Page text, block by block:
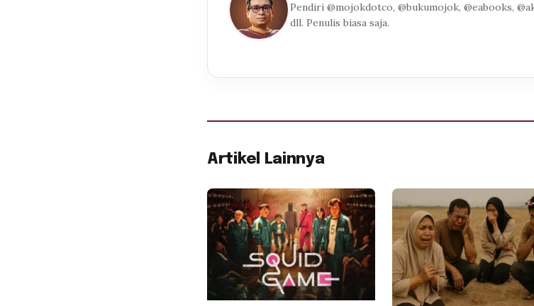
Pendiri @mojokdotco, @bukumojok, @eabooks,
dll. Penulis biasa saja.
Artikel Lainnya